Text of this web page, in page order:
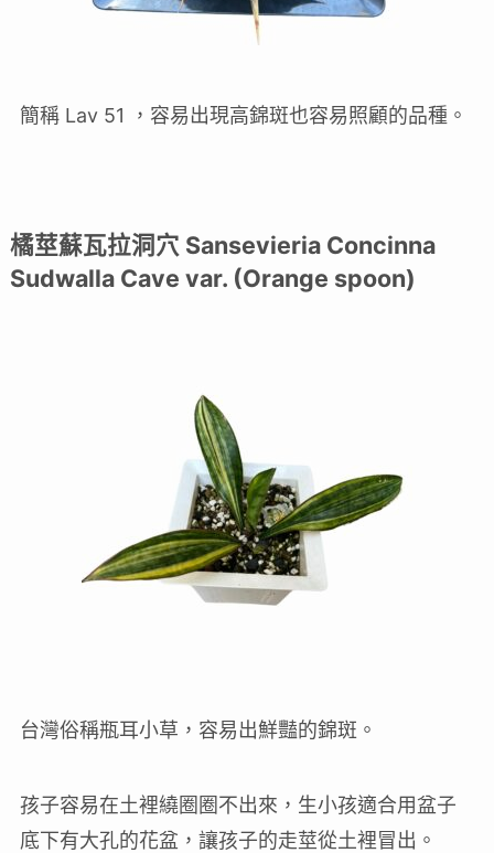
簡稱 Lav 51 ，容易出現高錦斑也容易照顧的品種。
橘莖蘇瓦拉洞穴 Sansevieria Concinna
Sudwalla Cave var. (Orange spoon)
台灣俗稱瓶耳小草，容易出鮮豔的錦斑。
孩子容易在土裡繞圈圈不出來，生小孩適合用盆子
底下有大孔的花盆，讓孩子的走莖從土裡冒出。